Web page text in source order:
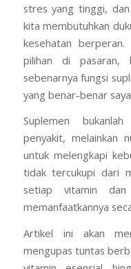
stres yang tinggi,
kita membutuhkan
kesehatan
pilihan di pasaran,
sebenarnya fungsi
yang benar-benar
Suplemen
penyakit, melainkan
untuk melengkapi
tidak tercukupi dari
setiap vitamin
memanfaatkannya
Artikel ini akan
mengupas tuntas